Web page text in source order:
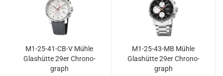
M1-​25-​41-CB-V Mühle
Glas­hüt­te 29er Chro­no­
graph
M1-​25-​43-MB Mühle
Glas­hüt­te 29er Chro­no­
graph